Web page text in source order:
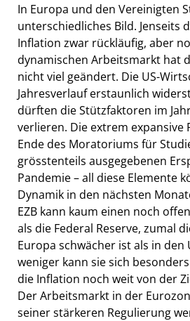
In Europa und den Vereinigten
unterschiedliches Bild. Jenseits
Inflation zwar rückläufig, aber
dynamischen Arbeitsmarkt hat
nicht viel geändert. Die US-
Jahresverlauf erstaunlich
dürften die Stützfaktoren im
verlieren. Die extrem expansive
Ende des Moratoriums für
grösstenteils ausgegebenen
Pandemie – all diese Elemente
Dynamik in den nächsten
EZB kann kaum einen noch
als die Federal Reserve, zumal
Europa schwächer ist als in den
weniger kann sie sich
die Inflation noch weit von der
Der Arbeitsmarkt in der
seiner stärkeren Regulierung